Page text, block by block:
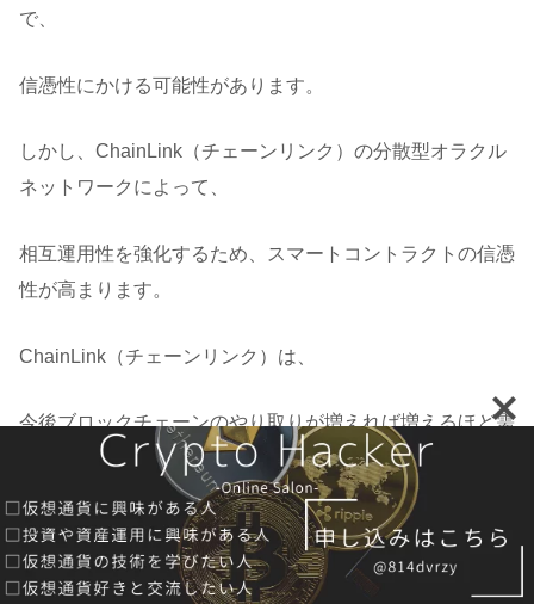
で、
信憑性にかける可能性があります。
しかし、ChainLink（チェーンリンク）の分散型オラクル
ネットワークによって、
相互運用性を強化するため、スマートコントラクトの信憑
性が高まります。
ChainLink（チェーンリンク）は、
今後ブロックチェーンのやり取りが増えれば増えるほど需
要が大きくなると思います。
非常に期待のできる銘柄の一つですのでぜひポートフォリ
オの1つに追加しましょう！！